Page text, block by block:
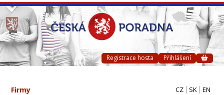
Registrace hosta Přihlášení
Firmy
CZ SK EN